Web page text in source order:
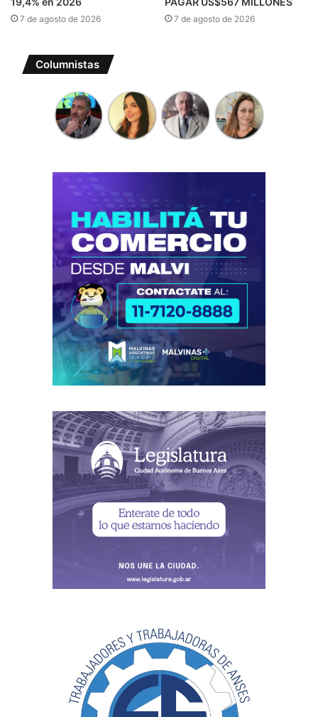
7 de agosto de 2026 7 de agosto de 2026
Columnistas